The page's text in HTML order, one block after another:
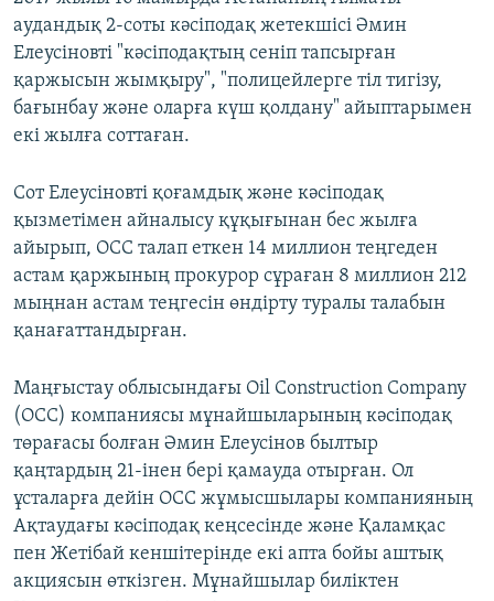
аудандық 2-соты кәсіподақ жетекшісі Әмин
Елеусіновті "кәсіподақтың сеніп тапсырған
қаржысын жымқыру", "полицейлерге тіл тигізу,
бағынбау және оларға күш қолдану" айыптарымен
екі жылға соттаған.
Сот Елеусіновті қоғамдық және кәсіподақ
қызметімен айналысу құқығынан бес жылға
айырып, OCC талап еткен 14 миллион теңгеден
астам қаржының прокурор сұраған 8 миллион 212
мыңнан астам теңгесін өндірту туралы талабын
қанағаттандырған.
Маңғыстау облысындағы Oil Construction Company
(ОСС) компаниясы мұнайшыларының кәсіподақ
төрағасы болған Әмин Елеусінов былтыр
қаңтардың 21-інен бері қамауда отырған. Ол
ұсталарға дейін ОСС жұмысшылары компанияның
Ақтаудағы кәсіподақ кеңсесінде және Қаламқас
пен Жетібай кеншітерінде екі апта бойы аштық
акциясын өткізген. Мұнайшылар биліктен